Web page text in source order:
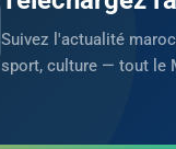
Suivez l'actualité
sport, culture — tout le